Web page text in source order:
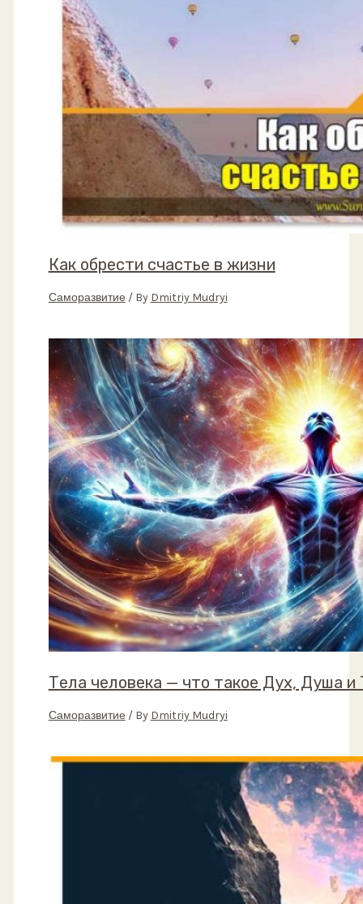
Как обрести счастье в жизни
Саморазвитие / By Dmitriy Mudryi
Тела человека — что такое Дух, Душа и
Саморазвитие / By Dmitriy Mudryi